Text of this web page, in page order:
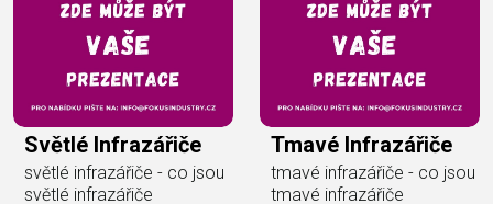
Světlé Infrazářiče
světlé infrazářiče - co jsou
světlé infrazářiče
Tmavé Infrazářiče
tmavé infrazářiče - co jsou
tmavé infrazářiče